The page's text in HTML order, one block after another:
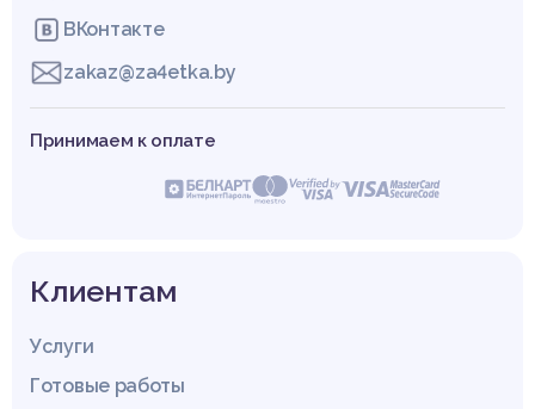
ВКонтакте
zakaz@za4etka.by
Принимаем к оплате
Клиентам
Услуги
Готовые работы